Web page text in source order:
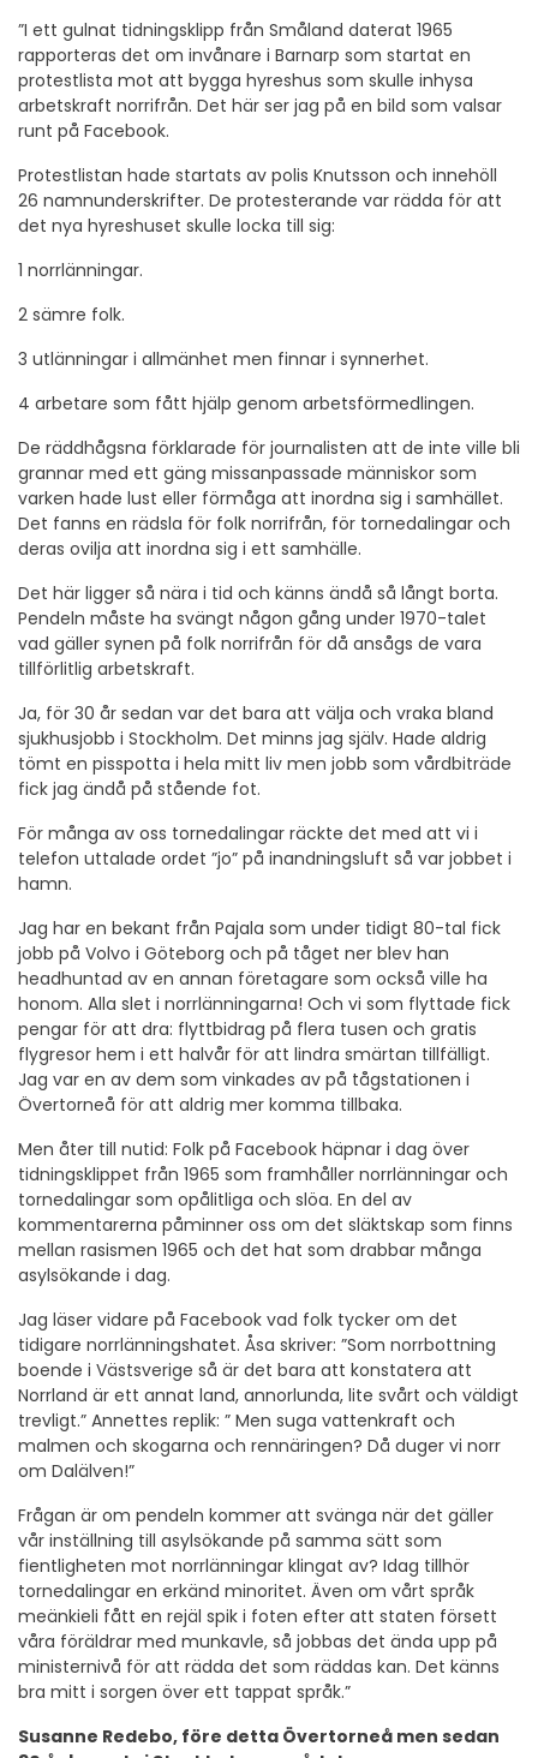
”I ett gulnat tidningsklipp från Småland daterat 1965
rapporteras det om invånare i Barnarp som startat en
protestlista mot att bygga hyreshus som skulle inhysa
arbetskraft norrifrån. Det här ser jag på en bild som valsar
runt på Facebook.
Protestlistan hade startats av polis Knutsson och innehöll
26 namnunderskrifter. De protesterande var rädda för att
det nya hyreshuset skulle locka till sig:
1 norrlänningar.
2 sämre folk.
3 utlänningar i allmänhet men finnar i synnerhet.
4 arbetare som fått hjälp genom arbetsförmedlingen.
De räddhågsna förklarade för journalisten att de inte ville bli
grannar med ett gäng missanpassade människor som
varken hade lust eller förmåga att inordna sig i samhället.
Det fanns en rädsla för folk norrifrån, för tornedalingar och
deras ovilja att inordna sig i ett samhälle.
Det här ligger så nära i tid och känns ändå så långt borta.
Pendeln måste ha svängt någon gång under 1970-talet
vad gäller synen på folk norrifrån för då ansågs de vara
tillförlitlig arbetskraft.
Ja, för 30 år sedan var det bara att välja och vraka bland
sjukhusjobb i Stockholm. Det minns jag själv. Hade aldrig
tömt en pisspotta i hela mitt liv men jobb som vårdbiträde
fick jag ändå på stående fot.
För många av oss tornedalingar räckte det med att vi i
telefon uttalade ordet ”jo” på inandningsluft så var jobbet i
hamn.
Jag har en bekant från Pajala som under tidigt 80-tal fick
jobb på Volvo i Göteborg och på tåget ner blev han
headhuntad av en annan företagare som också ville ha
honom. Alla slet i norrlänningarna! Och vi som flyttade fick
pengar för att dra: flyttbidrag på flera tusen och gratis
flygresor hem i ett halvår för att lindra smärtan tillfälligt.
Jag var en av dem som vinkades av på tågstationen i
Övertorneå för att aldrig mer komma tillbaka.
Men åter till nutid: Folk på Facebook häpnar i dag över
tidningsklippet från 1965 som framhåller norrlänningar och
tornedalingar som opålitliga och slöa. En del av
kommentarerna påminner oss om det släktskap som finns
mellan rasismen 1965 och det hat som drabbar många
asylsökande i dag.
Jag läser vidare på Facebook vad folk tycker om det
tidigare norrlänningshatet. Åsa skriver: ”Som norrbottning
boende i Västsverige så är det bara att konstatera att
Norrland är ett annat land, annorlunda, lite svårt och väldigt
trevligt.” Annettes replik: ” Men suga vattenkraft och
malmen och skogarna och rennäringen? Då duger vi norr
om Dalälven!”
Frågan är om pendeln kommer att svänga när det gäller
vår inställning till asylsökande på samma sätt som
fientligheten mot norrlänningar klingat av? Idag tillhör
tornedalingar en erkänd minoritet. Även om vårt språk
meänkieli fått en rejäl spik i foten efter att staten försett
våra föräldrar med munkavle, så jobbas det ända upp på
ministernivå för att rädda det som räddas kan. Det känns
bra mitt i sorgen över ett tappat språk.”
Susanne Redebo, före detta Övertorneå men sedan